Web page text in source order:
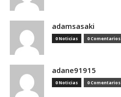
adamsasaki
0 Noticias 0 Comentarios
adane91915
0 Noticias 0 Comentarios